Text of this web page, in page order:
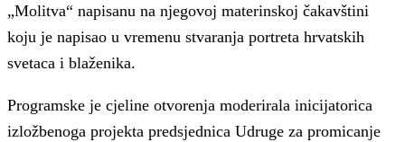
„Molitva“ napisanu na njegovoj materinskoj čakavštini
koju je napisao u vremenu stvaranja portreta hrvatskih
svetaca i blaženika.
Programske je cjeline otvorenja moderirala inicijatorica
izložbenoga projekta predsjednica Udruge za promicanje